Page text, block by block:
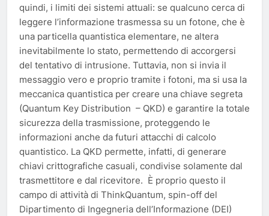
quindi, i limiti dei sistemi attuali: se qualcuno cerca di
leggere l’informazione trasmessa su un fotone, che è
una particella quantistica elementare, ne altera
inevitabilmente lo stato, permettendo di accorgersi
del tentativo di intrusione. Tuttavia, non si invia il
messaggio vero e proprio tramite i fotoni, ma si usa la
meccanica quantistica per creare una chiave segreta
(Quantum Key Distribution – QKD) e garantire la totale
sicurezza della trasmissione, proteggendo le
informazioni anche da futuri attacchi di calcolo
quantistico. La QKD permette, infatti, di generare
chiavi crittografiche casuali, condivise solamente dal
trasmettitore e dal ricevitore. È proprio questo il
campo di attività di ThinkQuantum, spin-off del
Dipartimento di Ingegneria dell’Informazione (DEI)